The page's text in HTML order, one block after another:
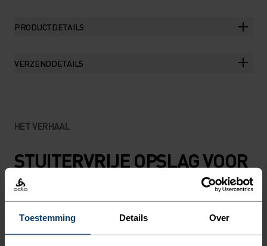
Toestemming Details Over
PRODUCTDETAILS
VERZENDDETAILS
HET VERHAAL
STUITERVRIJE OPSLAG VOOR
GECONCENTREERD
HARDLOPEN.
Hardloopessentials binnen handbereik, zonder